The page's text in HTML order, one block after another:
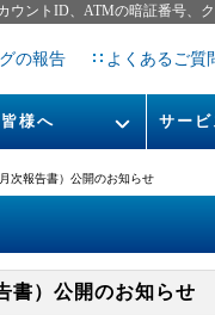
ントID、ATMの暗証番号、
の報告 よくあるご質
様へ
とは
るフィッシング詐
サー
次報告書）公開のお知らせ
書）公開のお知らせ